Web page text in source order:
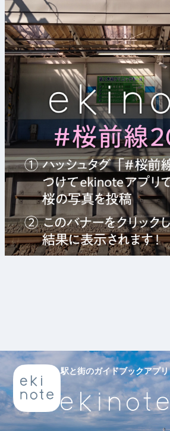
駅と街のガイドブックアプリ